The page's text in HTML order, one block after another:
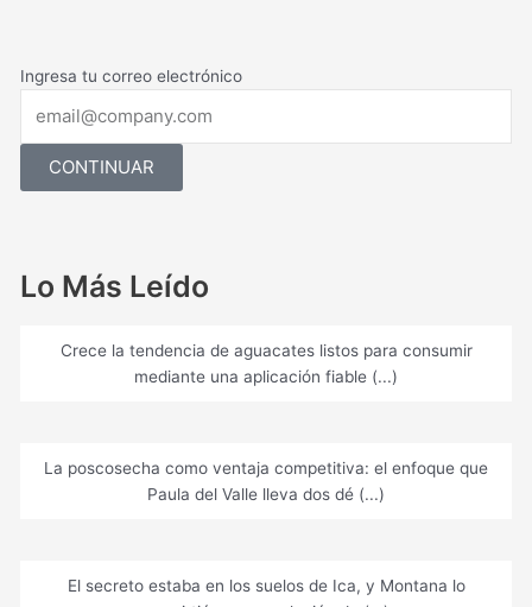
Ingresa tu correo electrónico
CONTINUAR
Lo Más Leído
Crece la tendencia de aguacates listos para consumir
mediante una aplicación fiable (...)
La poscosecha como ventaja competitiva: el enfoque que
Paula del Valle lleva dos dé (...)
El secreto estaba en los suelos de Ica, y Montana lo